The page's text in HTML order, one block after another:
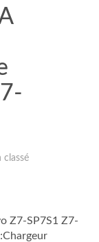
classé
Z7-SP7S1 Z7-